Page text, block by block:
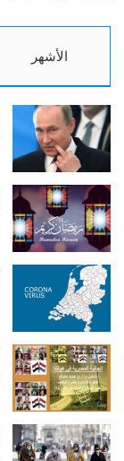
الأشهر